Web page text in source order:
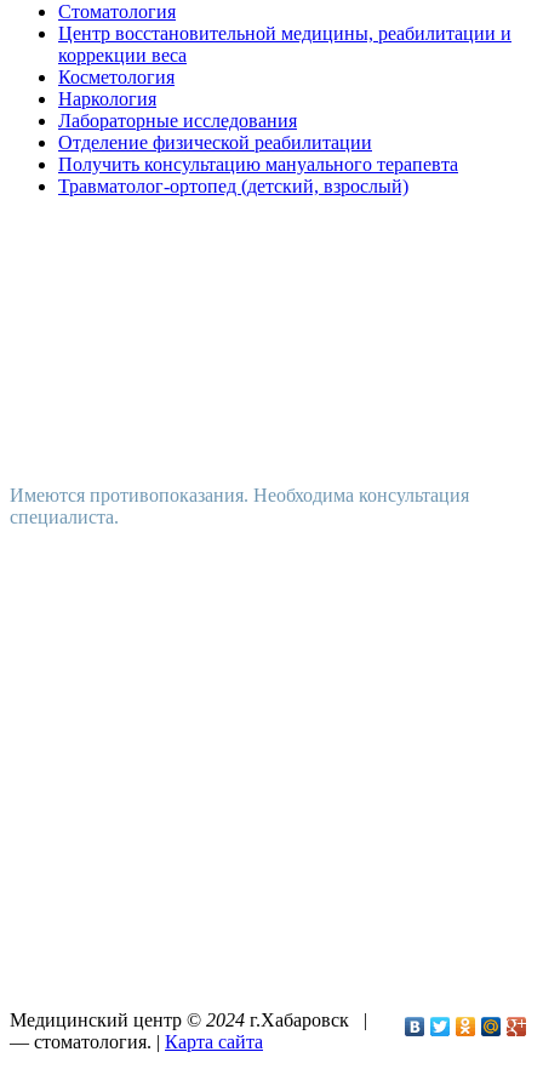
Стоматология
Центр восстановительной медицины, реабилитации и
коррекции веса
Косметология
Наркология
Лабораторные исследования
Отделение физической реабилитации
Получить консультацию мануального терапевта
Травматолог-ортопед (детский, взрослый)
Имеются противопоказания. Необходима консультация
специалиста.
Медицинский центр © 2024 г.Хабаровск |
— стоматология. | Карта сайта